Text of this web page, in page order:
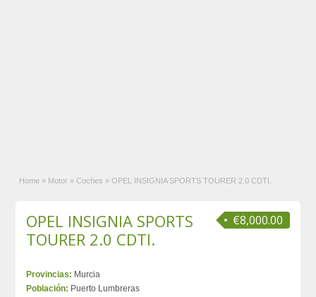
Home » Motor » Coches » OPEL INSIGNIA SPORTS TOURER 2.0 CDTI.
€8,000.00
OPEL INSIGNIA SPORTS
TOURER 2.0 CDTI.
Provincias: Murcia
Población: Puerto Lumbreras